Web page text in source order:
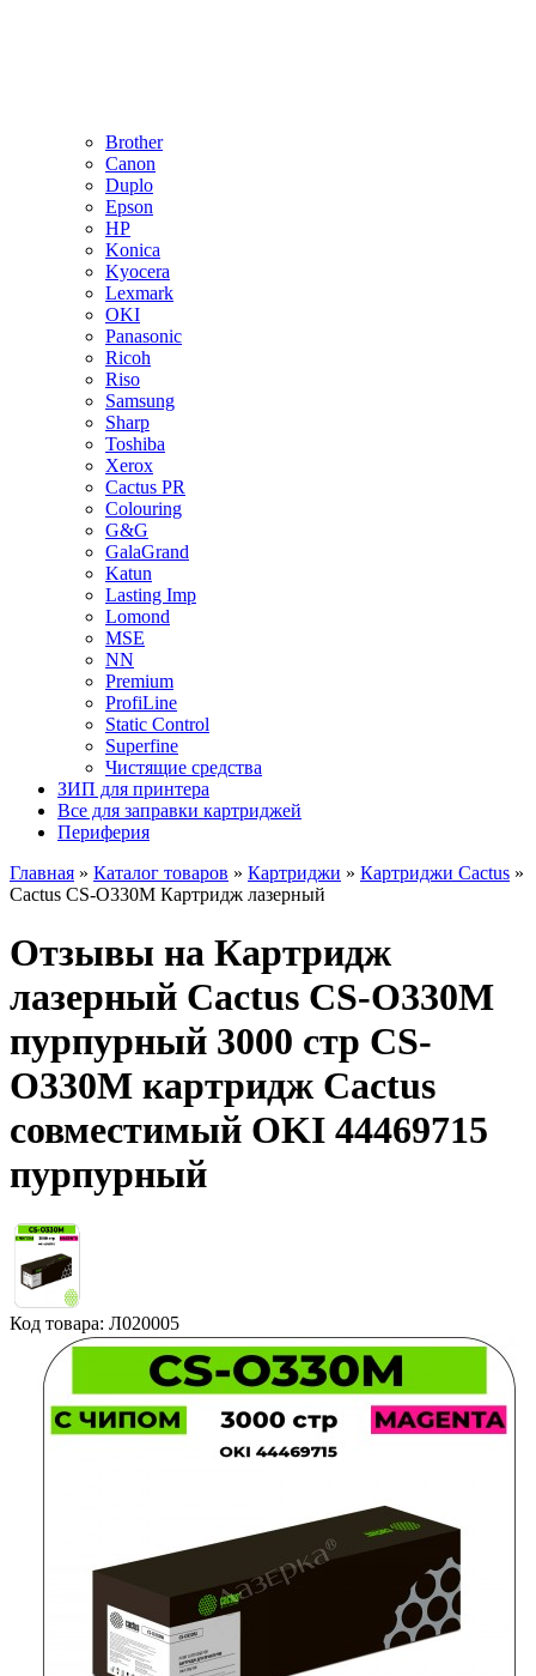
Brother
Canon
Duplo
Epson
HP
Konica
Kyocera
Lexmark
OKI
Panasonic
Ricoh
Riso
Samsung
Sharp
Toshiba
Xerox
Cactus PR
Colouring
G&G
GalaGrand
Katun
Lasting Imp
Lomond
MSE
NN
Premium
ProfiLine
Static Control
Superfine
Чистящие средства
ЗИП для принтера
Все для заправки картриджей
Периферия
Главная » Каталог товаров » Картриджи » Картриджи Cactus »
Cactus CS-O330M Картридж лазерный
Отзывы на Картридж
лазерный Cactus CS-O330M
пурпурный 3000 стр CS-
O330M картридж Cactus
совместимый OKI 44469715
пурпурный
Код товара: Л020005